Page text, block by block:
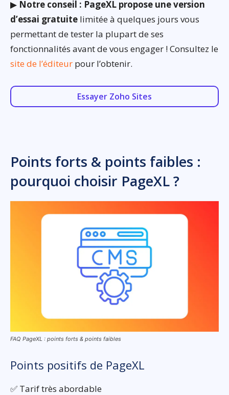
▶ Notre conseil : PageXL propose une version
d’essai gratuite limitée à quelques jours vous
permettant de tester la plupart de ses
fonctionnalités avant de vous engager ! Consultez le
site de l’éditeur pour l’obtenir.
Essayer Zoho Sites
Points forts & points faibles :
pourquoi choisir PageXL ?
FAQ PageXL : points forts & points faibles
Points positifs de PageXL
✅ Tarif très abordable